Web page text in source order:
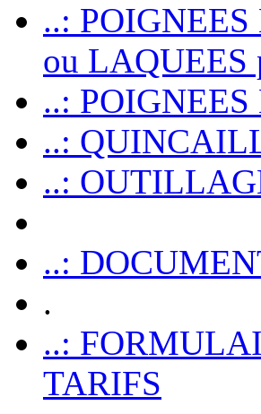
..:
ou LAQUEES
..:
..:
..:
..:
.
..:
TARIFS